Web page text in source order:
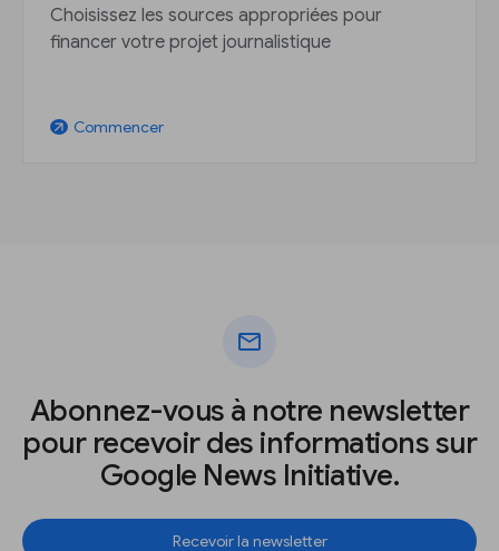
Choisissez les sources appropriées pour
financer votre projet journalistique
arrow_outward Commencer
mail
Abonnez-vous à notre newsletter
pour recevoir des informations sur
Google News Initiative.
Recevoir la newsletter